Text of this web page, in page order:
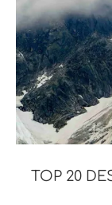
TOP 20